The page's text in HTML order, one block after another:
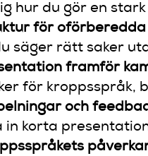
hur du gör en
för oförberedda
säger rätt saker
framför
för kroppsspråk,
och
in korta